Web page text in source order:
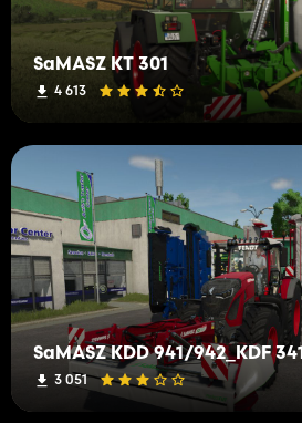
SaMASZ KT 301
4 613
SaMASZ KDD 941/942_KDF 341
3 051